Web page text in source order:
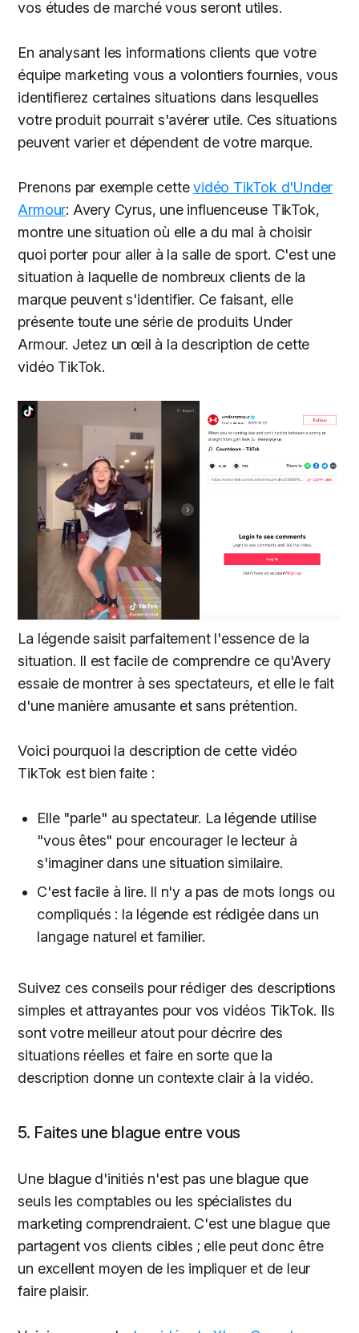
vos études de marché vous seront utiles.
En analysant les informations clients que votre
équipe marketing vous a volontiers fournies, vous
identifierez certaines situations dans lesquelles
votre produit pourrait s'avérer utile. Ces situations
peuvent varier et dépendent de votre marque.
Prenons par exemple cettevidéo TikTok d'Under
Armour: Avery Cyrus, une influenceuse TikTok,
montre une situation où elle a du mal à choisir
quoi porter pour aller à la salle de sport. C'est une
situation à laquelle de nombreux clients de la
marque peuvent s'identifier. Ce faisant, elle
présente toute une série de produits Under
Armour. Jetez un œil à la description de cette
vidéo TikTok.
La légende saisit parfaitement l'essence de la
situation. Il est facile de comprendre ce qu'Avery
essaie de montrer à ses spectateurs, et elle le fait
d'une manière amusante et sans prétention.
Voici pourquoi la description de cette vidéo
TikTok est bien faite :
Elle "parle" au spectateur. La légende utilise
"vous êtes" pour encourager le lecteur à
s'imaginer dans une situation similaire.
C'est facile à lire. Il n'y a pas de mots longs ou
compliqués : la légende est rédigée dans un
langage naturel et familier.
Suivez ces conseils pour rédiger des descriptions
simples et attrayantes pour vos vidéos TikTok. Ils
sont votre meilleur atout pour décrire des
situations réelles et faire en sorte que la
description donne un contexte clair à la vidéo.
5. Faites une blague entre vous
Une blague d'initiés n'est pas une blague que
seuls les comptables ou les spécialistes du
marketing comprendraient. C'est une blague que
partagent vos clients cibles ; elle peut donc être
un excellent moyen de les impliquer et de leur
faire plaisir.